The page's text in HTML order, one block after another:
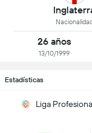
26 años
13/10/1999
Estadísticas
Liga